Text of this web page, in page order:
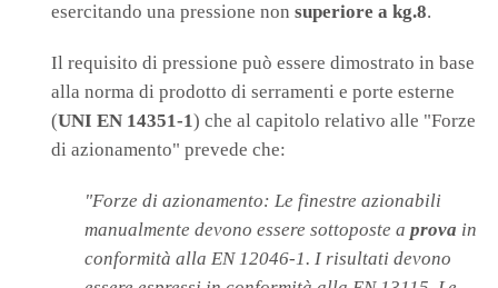
esercitando una pressione non superiore a kg.8.
Il requisito di pressione può essere dimostrato in base
alla norma di prodotto di serramenti e porte esterne
(UNI EN 14351-1) che al capitolo relativo alle "Forze
di azionamento" prevede che:
"Forze di azionamento: Le finestre azionabili
manualmente devono essere sottoposte a prova in
conformità alla EN 12046-1. I risultati devono